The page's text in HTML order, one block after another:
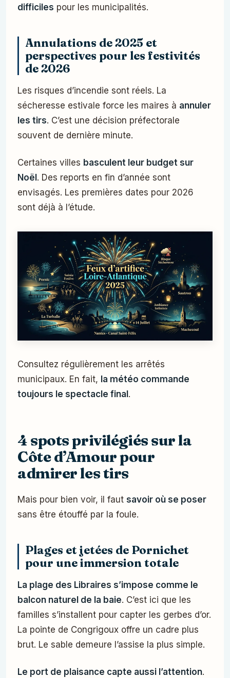
difficiles pour les municipalités.
Annulations de 2025 et
perspectives pour les festivités
de 2026
Les risques d’incendie sont réels. La
sécheresse estivale force les maires à annuler
les tirs. C’est une décision préfectorale
souvent de dernière minute.
Certaines villes basculent leur budget sur
Noël . Des reports en fin d’année sont
envisagés. Les premières dates pour 2026
sont déjà à l’étude.
Consultez régulièrement les arrêtés
municipaux. En fait, la météo commande
toujours le spectacle final .
4 spots privilégiés sur la
Côte d’Amour pour
admirer les tirs
Mais pour bien voir, il faut savoir où se poser
sans être étouffé par la foule.
Plages et jetées de Pornichet
pour une immersion totale
La plage des Libraires s’impose comme le
balcon naturel de la baie. C’est ici que les
familles s’installent pour capter les gerbes d’or.
La pointe de Congrigoux offre un cadre plus
brut. Le sable demeure l’assise la plus simple.
Le port de plaisance capte aussi l’attention.